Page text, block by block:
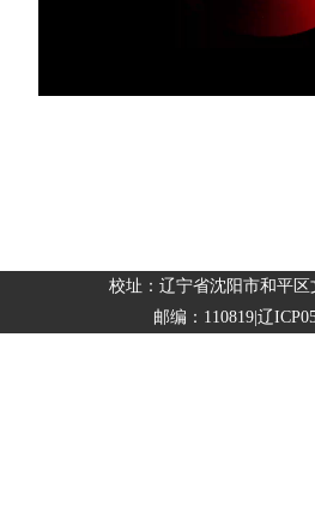
校址：辽宁省沈阳市和平区
邮编：110819|辽